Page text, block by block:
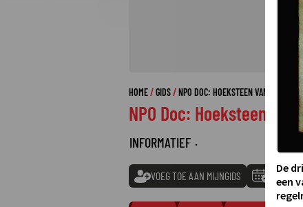
HOME GIDS NPO DOC: HOEKSTEEN VAN DE
NPO Doc: Hoeksteen
INFORMATIEF ·
VOEG TOE AAN MIJNGIDS
De
een